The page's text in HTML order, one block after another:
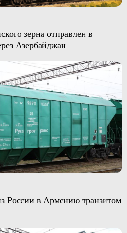
зерна отправлен в
Азербайджан
России в Армению транзитом